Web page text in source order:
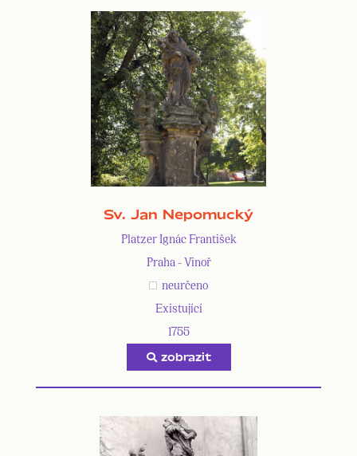
Sv. Jan Nepomucký
Platzer Ignác František
Praha - Vinoř
neurčeno
Existující
1755
zobrazit